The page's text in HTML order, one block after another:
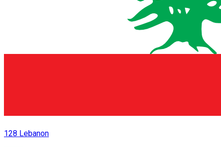
128 Lebanon